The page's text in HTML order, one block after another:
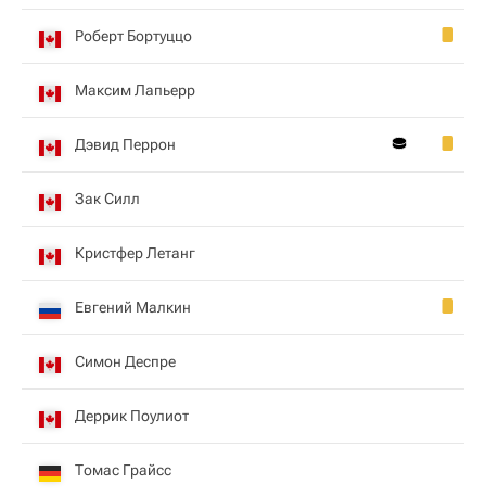
Роберт Бортуццо
Максим Лапьерр
Дэвид Перрон
Зак Силл
Кристфер Летанг
Евгений Малкин
Симон Деспре
Деррик Поулиот
Томас Грайсс